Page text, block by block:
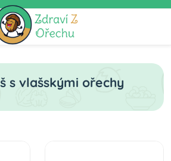
s vlašskými ořechy